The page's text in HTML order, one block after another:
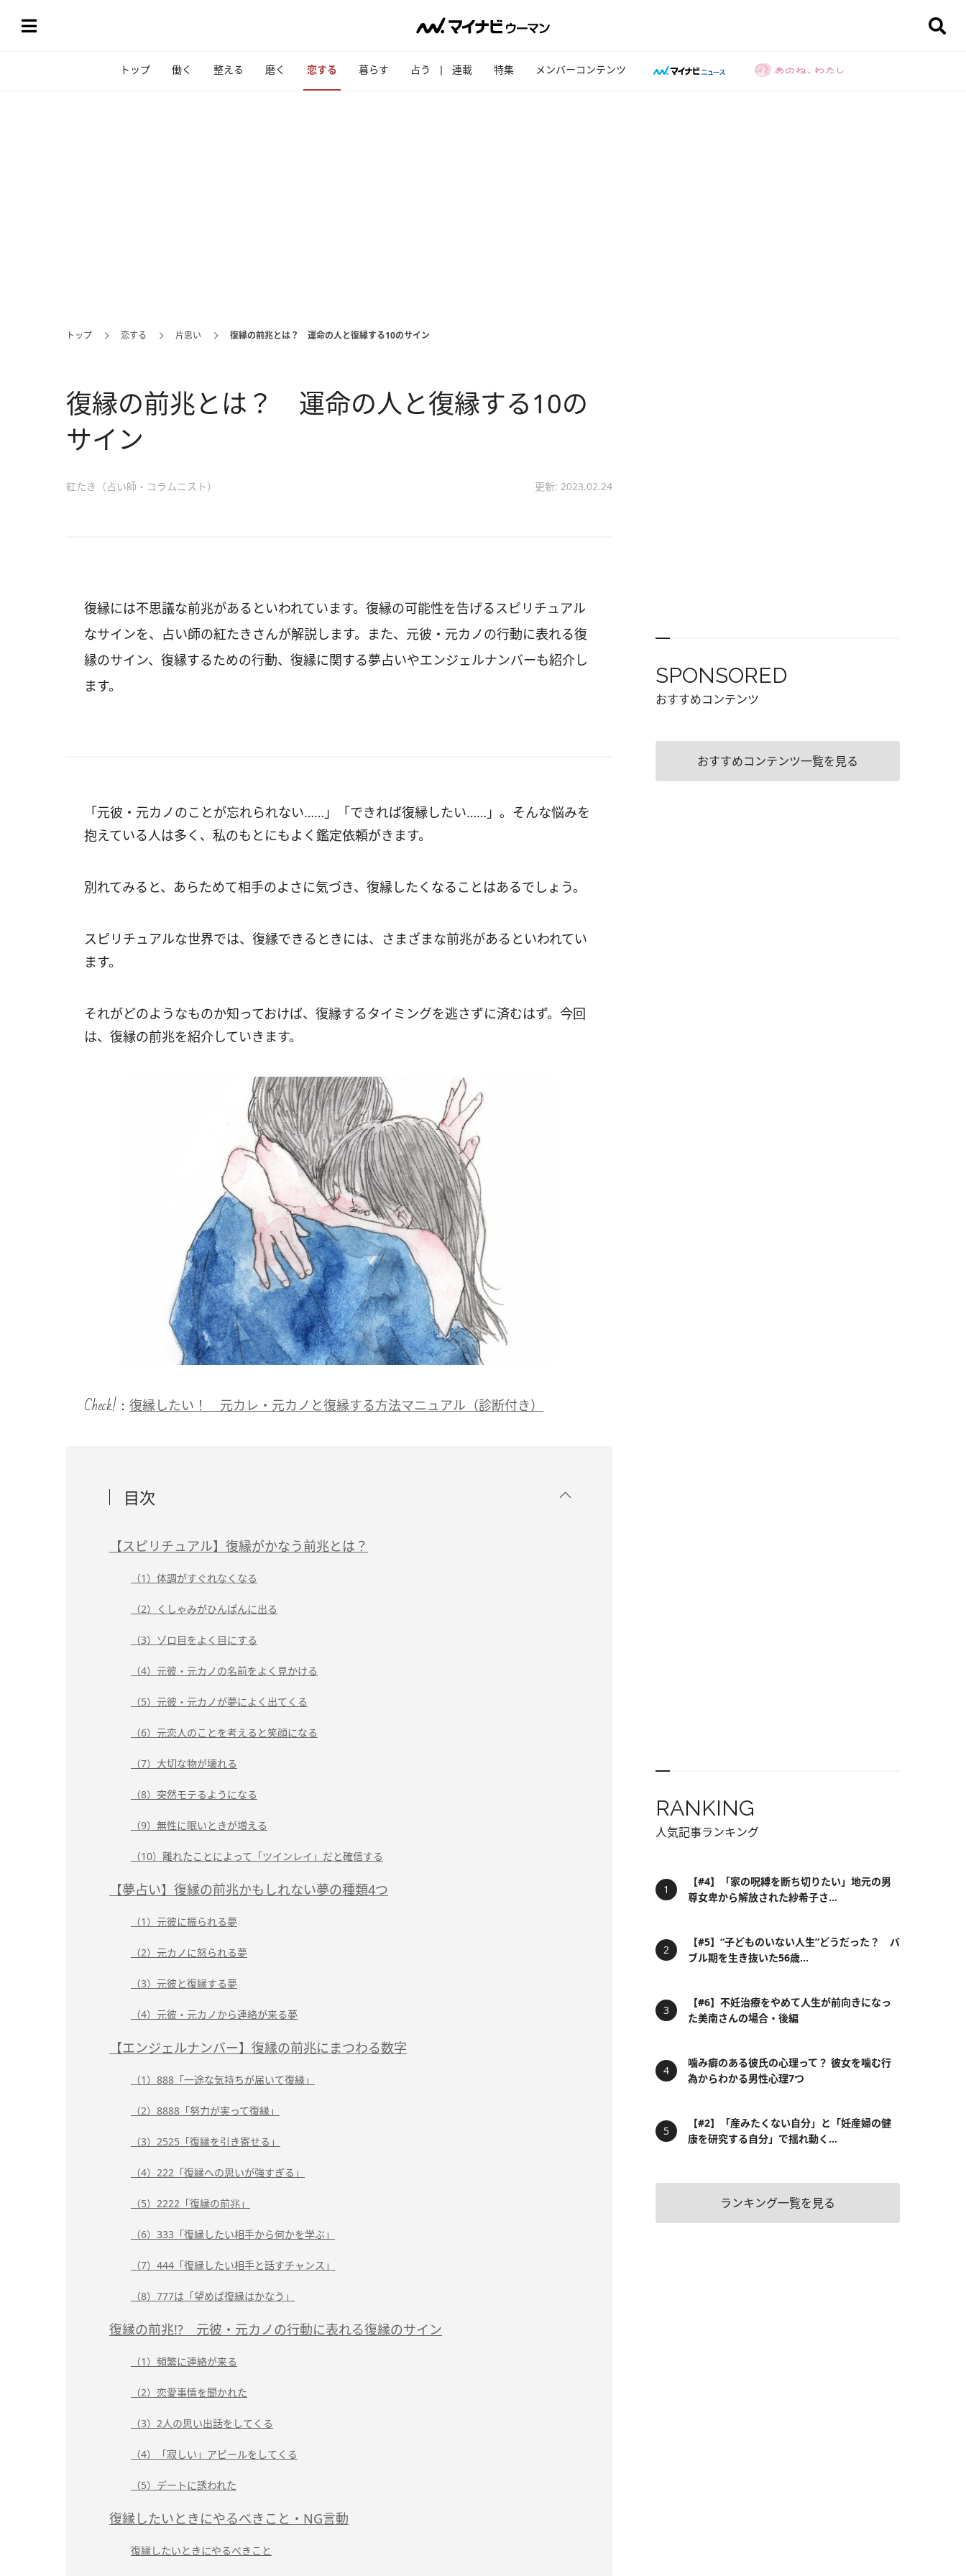
トップ 働く 整える 磨く 恋する 暮らす 占う 連載 特集 メンバーコンテンツ
トップ 恋する 片思い 復縁の前兆とは？ 運命の人と復縁する10のサイン
復縁の前兆とは？ 運命の人と復縁する10の
サイン
紅たき（占い師・コラムニスト） 更新: 2023.02.24
復縁には不思議な前兆があるといわれています。復縁の可能性を告げるスピリチュアル
なサインを、占い師の紅たきさんが解説します。また、元彼・元カノの行動に表れる復
縁のサイン、復縁するための行動、復縁に関する夢占いやエンジェルナンバーも紹介し
ます。
「元彼・元カノのことが忘れられない……」「できれば復縁したい……」。そんな悩みを
抱えている人は多く、私のもとにもよく鑑定依頼がきます。
別れてみると、あらためて相手のよさに気づき、復縁したくなることはあるでしょう。
スピリチュアルな世界では、復縁できるときには、さまざまな前兆があるといわれてい
ます。
それがどのようなものか知っておけば、復縁するタイミングを逃さずに済むはず。今回
は、復縁の前兆を紹介していきます。
Check!： 復縁したい！ 元カレ・元カノと復縁する方法マニュアル（診断付き）
目次
【スピリチュアル】復縁がかなう前兆とは？
（1）体調がすぐれなくなる
（2）くしゃみがひんぱんに出る
（3）ゾロ目をよく目にする
（4）元彼・元カノの名前をよく見かける
（5）元彼・元カノが夢によく出てくる
（6）元恋人のことを考えると笑顔になる
（7）大切な物が壊れる
（8）突然モテるようになる
（9）無性に眠いときが増える
（10）離れたことによって「ツインレイ」だと確信する
【夢占い】復縁の前兆かもしれない夢の種類4つ
（1）元彼に振られる夢
（2）元カノに怒られる夢
（3）元彼と復縁する夢
（4）元彼・元カノから連絡が来る夢
【エンジェルナンバー】復縁の前兆にまつわる数字
（1）888「一途な気持ちが届いて復縁」
（2）8888「努力が実って復縁」
（3）2525「復縁を引き寄せる」
（4）222「復縁への思いが強すぎる」
（5）2222「復縁の前兆」
（6）333「復縁したい相手から何かを学ぶ」
（7）444「復縁したい相手と話すチャンス」
（8）777は「望めば復縁はかなう」
復縁の前兆!? 元彼・元カノの行動に表れる復縁のサイン
（1）頻繁に連絡が来る
（2）恋愛事情を聞かれた
（3）2人の思い出話をしてくる
（4）「寂しい」アピールをしてくる
（5）デートに誘われた
復縁したいときにやるべきこと・NG言動
復縁したいときにやるべきこと
SPONSORED
おすすめコンテンツ
おすすめコンテンツ一覧を見る
RANKING
人気記事ランキング
【#4】「家の呪縛を断ち切りたい」地元の男
尊女卑から解放された紗希子さ...
【#5】“子どものいない人生”どうだった？ バ
ブル期を生き抜いた56歳...
【#6】不妊治療をやめて人生が前向きになっ
た美南さんの場合・後編
噛み癖のある彼氏の心理って？ 彼女を噛む行
為からわかる男性心理7つ
【#2】「産みたくない自分」と「妊産婦の健
康を研究する自分」で揺れ動く...
ランキング一覧を見る